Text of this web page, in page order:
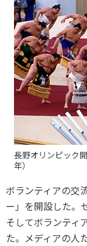
長野オリンピック
年）
ボランティアの交
ー」を開設した。
そしてボランティ
た。メディアの人